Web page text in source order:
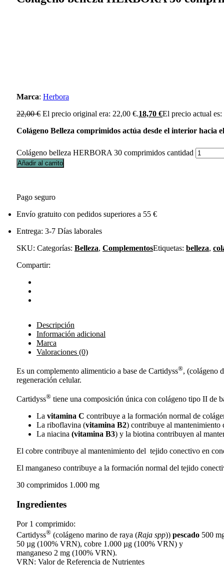
Marca: Herbora
22,00€ El precio original era: 22,00 €.18,70 €El precio actual
Colágeno Belleza comprimidos actúa desde el interior
Colágeno belleza HERBORA 30 comprimidos cantidad
Añadir al carrito
Pago seguro
Envío gratuito con pedidos superiores a 55 €
Entrega: 3-7 Días laborales
SKU: Categorías: Belleza, ComplementosEtiquetas: belleza,
Compartir:
Descripción
Información adicional
Marca
Valoraciones (0)
Es un complemento alimenticio a base de Cartidyss®, (colágeno
regeneración celular.
Cartidyss® tiene una composición única con colágeno tipo II de
La vitamina C contribuye a la formación normal de
La riboflavina (vitamina B2) contribuye al mantenimiento
La niacina (vitamina B3) y la biotina contribuyen al
El cobre contribuye al mantenimiento del tejido conectivo en
El manganeso contribuye a la formación normal del tejido
30 comprimidos 1.000 mg
Ingredientes
Por 1 comprimido:
Cartidyss® (colágeno marino de raya (Raja spp)) pescado 500
50 µg (100% VRN), cobre 1.000 µg (100% VRN) y
manganeso 2 mg (100% VRN).
VRN: Valor de Referencia de Nutrientes